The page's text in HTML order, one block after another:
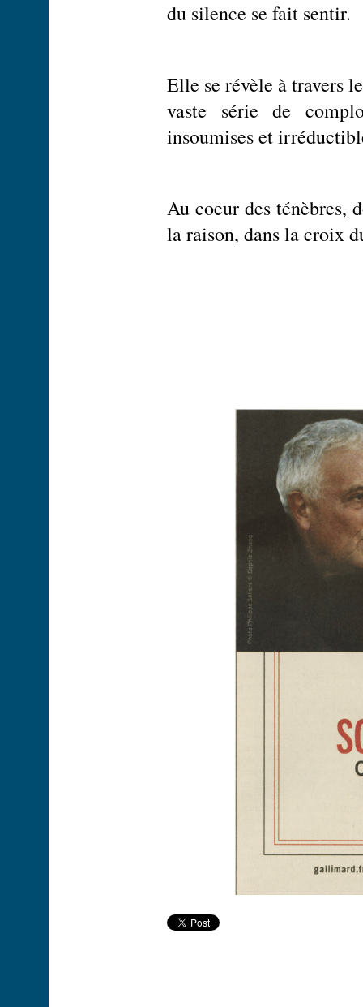
du silence se fait sentir.
Elle se révèle à travers
vaste série de
insoumises et
Au coeur des ténèbres,
la raison, dans la croix